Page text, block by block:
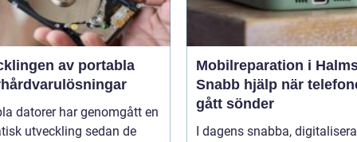
av portabla
datorer har genomgått en
utveckling sedan de
Mobilreparation i
Snabb hjälp när
gått sönder
I dagens snabba,